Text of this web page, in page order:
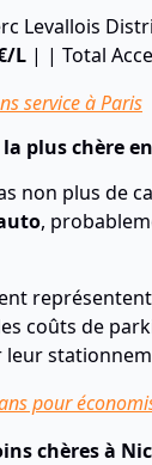
Levallois
L | | Total
service à Paris
plus chère
non plus de
,
coûts de
pour
chères à